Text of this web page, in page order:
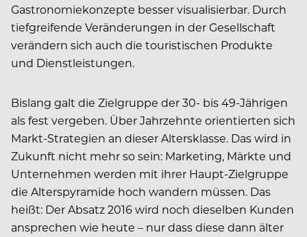
Gastronomiekonzepte besser visualisierbar. Durch
tiefgreifende Veränderungen in der Gesellschaft
verändern sich auch die touristischen Produkte
und Dienstleistungen.
Bislang galt die Zielgruppe der 30- bis 49-Jährigen
als fest vergeben. Über Jahrzehnte orientierten sich
Markt-Strategien an dieser Altersklasse. Das wird in
Zukunft nicht mehr so sein: Marketing, Märkte und
Unternehmen werden mit ihrer Haupt-Zielgruppe
die Alterspyramide hoch wandern müssen. Das
heißt: Der Absatz 2016 wird noch dieselben Kunden
ansprechen wie heute – nur dass diese dann älter